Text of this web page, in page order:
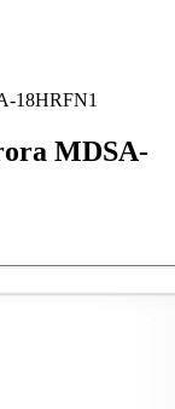
18HRFN1
MDSA-